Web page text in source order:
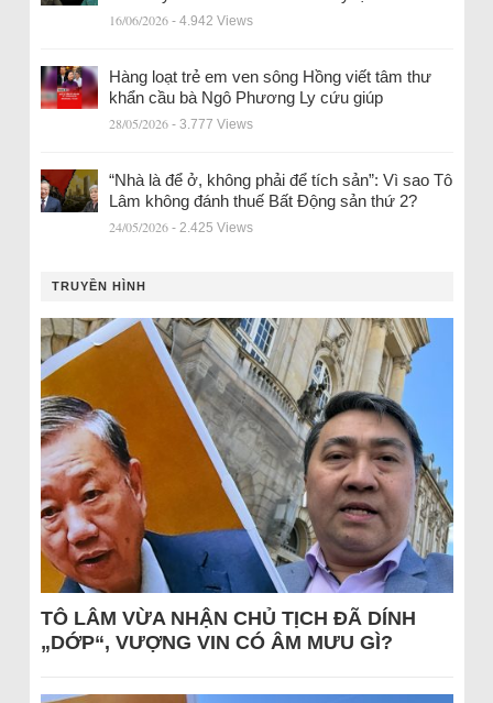
16/06/2026 - 4.942 Views
Hàng loạt trẻ em ven sông Hồng viết tâm thư
khẩn cầu bà Ngô Phương Ly cứu giúp
28/05/2026 - 3.777 Views
“Nhà là để ở, không phải để tích sản”: Vì sao Tô
Lâm không đánh thuế Bất Động sản thứ 2?
24/05/2026 - 2.425 Views
TRUYỀN HÌNH
TÔ LÂM VỪA NHẬN CHỦ TỊCH ĐÃ DÍNH
„DỚP“, VƯỢNG VIN CÓ ÂM MƯU GÌ?